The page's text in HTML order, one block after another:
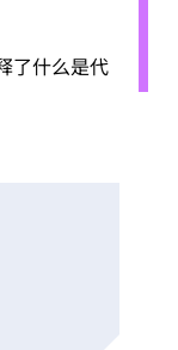
了什么是代